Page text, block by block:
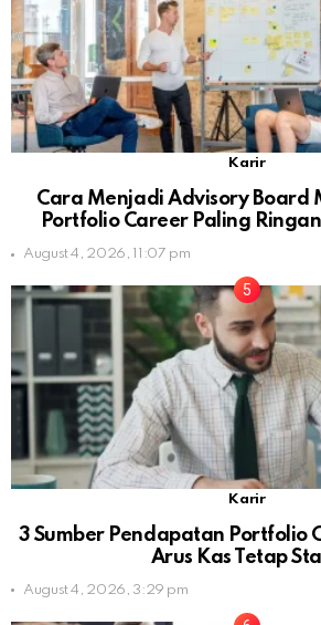
Karir
Cara Menjadi Advisory Board
Portfolio Career Paling
August 4, 2026, 11:07 pm
Karir
3 Sumber Pendapatan Portfolio
Arus Kas Tetap
August 4, 2026, 3:29 pm